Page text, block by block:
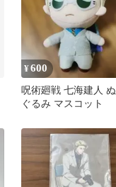
¥600
呪術廻戦 七海建人
ぐるみ マスコット